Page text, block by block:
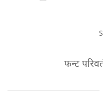
फन्ट